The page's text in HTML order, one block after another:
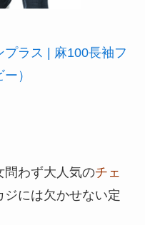
プラス | 麻100長袖フ
）
問わず大人気のチェ
には欠かせない定